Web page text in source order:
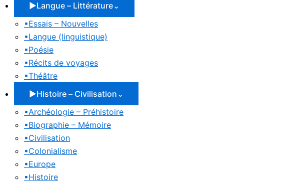
▶Langue – Littérature⌄
▪Essais – Nouvelles
▪Langue (linguistique)
▪Poésie
▪Récits de voyages
▪Théâtre
▶Histoire – Civilisation ⌄
▪Archéologie – Préhistoire
▪Biographie – Mémoire
▪Civilisation
▪Colonialisme
▪Europe
▪Histoire